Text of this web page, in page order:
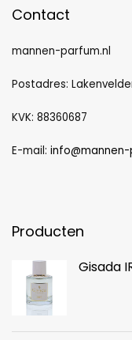
Contact
mannen-parfum.nl
Postadres:
KVK: 88360687
E-mail:
Producten
Gisada